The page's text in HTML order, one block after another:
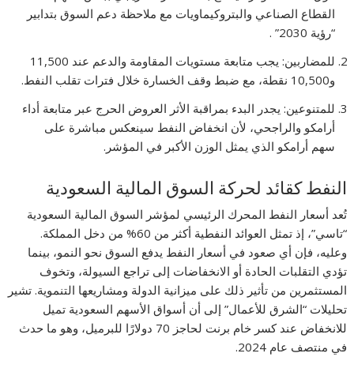
القطاع الصناعي والبتروكيماويات مع ملاحظة دعم السوق بتدابير
“رؤية 2030” .
للمضاربين: يجب متابعة مستويات المقاومة والدعم عند 11,500
و10,500 نقطة، مع ضبط وقف الخسارة خلال فترات تقلب النفط.
للمتنوعين: يجدر البدء بمراقبة الأثر العروض الحرج عبر متابعة أداء
أرامكو والراجحي، لأن انخفاض النفط سينعكس مباشرة على
سهم أرامكو الذي يمثل الوزن الأكبر في المؤشر.
النفط كقائد لحركة السوق المالية السعودية
تُعد أسعار النفط المحرك الرئيسي لمؤشر السوق المالية السعودية
“تاسي”، إذ تمثل العوائد النفطية أكثر من 60% من دخل المملكة.
وعليه، فإن أي صعود في أسعار النفط يدفع السوق نحو النمو، بينما
تؤدي التقلبات الحادة أو الانخفاضات إلى تراجع السيولة، وتخوف
المستثمرين من تأثير ذلك على ميزانية الدولة ومشاريعها التنموية. تشير
تحليلات “الشرق للأعمال” إلى أن أسواق الأسهم السعودية تميل
للانخفاض عند كسر خام برنت لحاجز 70 دولارًا للبرميل، وهو ما حدث
في منتصف عام 2024.